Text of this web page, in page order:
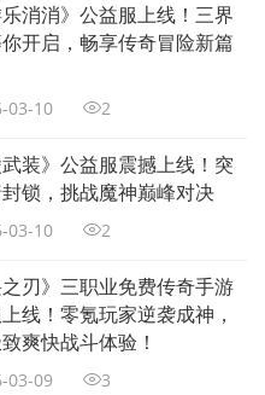
乐消消》公益服上线！三界
开启，畅享传奇冒险新篇
03-10 2
武装》公益服震撼上线！突
锁，挑战魔神巅峰对决
03-10 2
之刃》三职业免费传奇手游
线！零氪玩家逆袭成神，
爽快战斗体验！
03-09 3